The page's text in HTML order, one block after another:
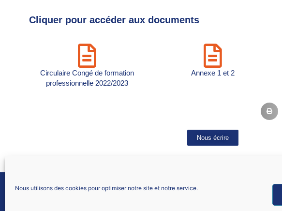
Nous utilisons des cookies pour optimiser notre site et notre service.
Cliquer pour accéder aux documents
Circulaire Congé de formation
professionnelle 2022/2023
Annexe 1 et 2
Nous écrire
SNALC STRASBOURG